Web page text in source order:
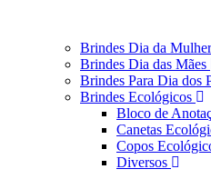
Brindes Dia da
Brindes Dia das Mães
Brindes Para Dia dos
Brindes Ecológicos
Bloco de
Canetas
Copos
Diversos